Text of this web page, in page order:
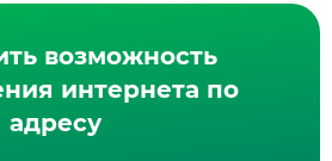
возможность
интернета по
адресу